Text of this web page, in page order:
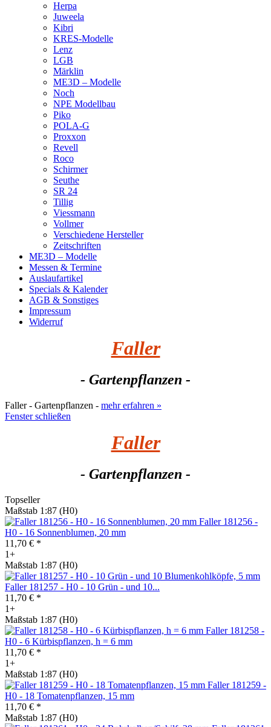
Herpa
Juweela
Kibri
KRES-Modelle
Lenz
LGB
Märklin
ME3D – Modelle
Noch
NPE Modellbau
Piko
POLA-G
Proxxon
Revell
Roco
Schirmer
Seuthe
SR 24
Tillig
Viessmann
Vollmer
Verschiedene Hersteller
Zeitschriften
ME3D – Modelle
Messen & Termine
Auslaufartikel
Specials & Kalender
AGB & Sonstiges
Impressum
Widerruf
Faller
- Gartenpflanzen -
Faller - Gartenpflanzen - mehr erfahren »
Fenster schließen
Faller
- Gartenpflanzen -
Topseller
Maßstab 1:87 (H0)
Faller 181256 -
H0 - 16 Sonnenblumen, 20 mm
11,70 € *
1+
Maßstab 1:87 (H0)
Faller 181257 - H0 - 10 Grün - und 10...
11,70 € *
1+
Maßstab 1:87 (H0)
Faller 181258 -
H0 - 6 Kürbispflanzen, h = 6 mm
11,70 € *
1+
Maßstab 1:87 (H0)
Faller 181259 -
H0 - 18 Tomatenpflanzen, 15 mm
11,70 € *
Maßstab 1:87 (H0)